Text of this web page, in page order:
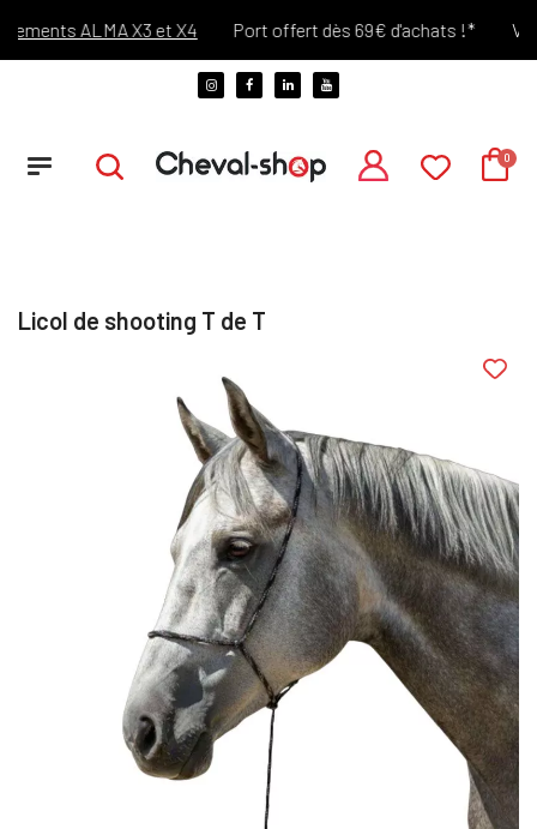
ALMA X3 et X4 Port offert dès 69€ d'achats !*
Licol de shooting T de T